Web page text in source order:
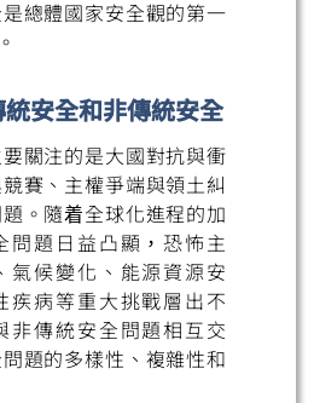
總體國家安全觀的第一
統安全和非傳統安全
關注的是大國對抗與衝
賽、主權爭端與領土糾
。隨着全球化進程的加
問題日益凸顯，恐怖主
氣候變化、能源資源安
疾病等重大挑戰層出不
非傳統安全問題相互交
題的多樣性、複雜性和
交媒體，緊貼最新資訊！
微博 小紅書